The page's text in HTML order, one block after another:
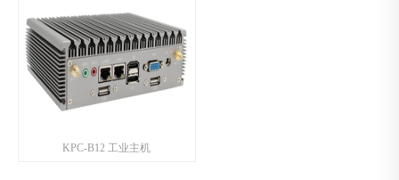
KPC-B12 工业主机